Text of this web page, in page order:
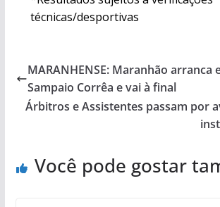
técnicas/desportivas
MARANHENSE: Maranhão arranca
Sampaio Corrêa e vai à final
Árbitros e Assistentes passam por
Você pode gostar